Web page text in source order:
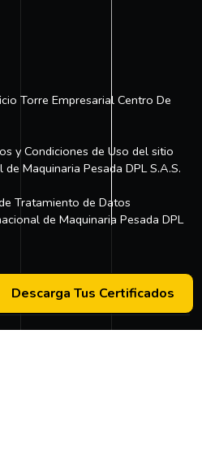
Torre Empresarial Centro De
y Condiciones de Uso del sitio
Maquinaria Pesada DPL S.A.S.
Tratamiento de Datos
de Maquinaria Pesada DPL
Descarga Tus Certificados